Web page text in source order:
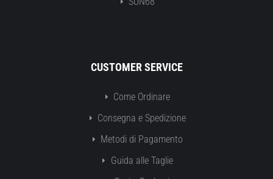
CUSTOMER SERVICE
Come Ordinare
Consegna e Spedizione
Metodi di Pagamento
Guida alle Taglie